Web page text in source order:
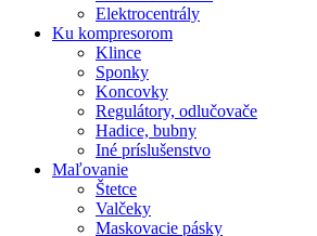
Elektrocentrály
Ku kompresorom
Klince
Sponky
Koncovky
Regulátory, odlučovače
Hadice, bubny
Iné príslušenstvo
Maľovanie
Štetce
Valčeky
Maskovacie pásky